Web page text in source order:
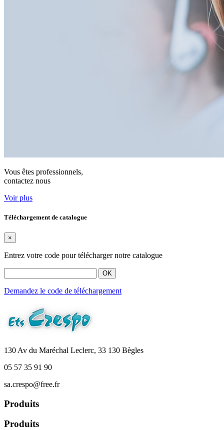
Vous êtes professionnels,
contactez nous
Voir plus
Téléchargement de catalogue
×
Entrez votre code pour télécharger notre catalogue
OK
Demandez le code de téléchargement
130 Av du Maréchal Leclerc, 33 130 Bègles
05 57 35 91 90
sa.crespo@free.fr
Produits
Produits